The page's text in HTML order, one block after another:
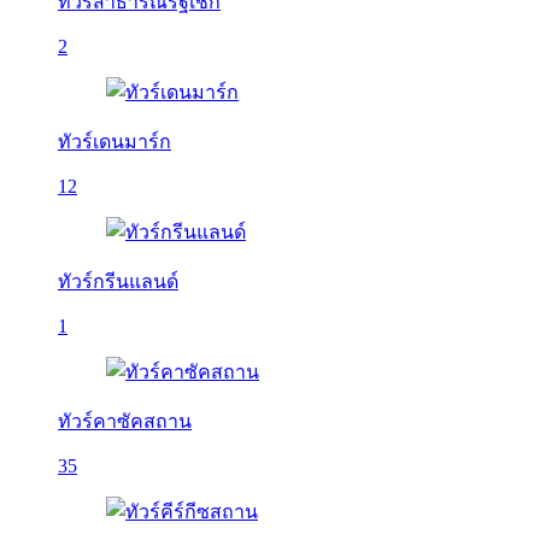
2
ทัวร์เดนมาร์ก
12
ทัวร์กรีนแลนด์
1
ทัวร์คาซัคสถาน
35